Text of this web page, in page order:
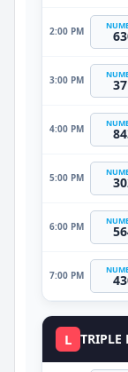
2:00 PM
3:00 PM
4:00 PM
5:00 PM
6:00 PM
7:00 PM
L TRIPLE